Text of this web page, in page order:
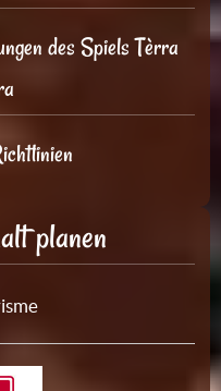
des Spiels Tèrra
planen